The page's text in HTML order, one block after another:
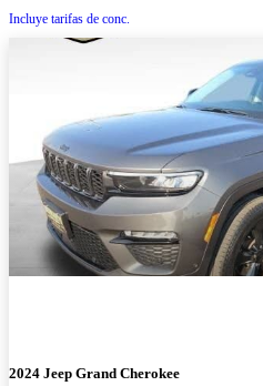
Incluye tarifas de conc.
2024 Jeep Grand Cherokee